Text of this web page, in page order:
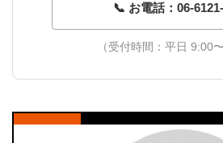
📞 お電話：06-
（受付時間：平日 9:00